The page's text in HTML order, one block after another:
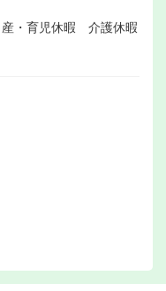
・育児休暇 介護休暇